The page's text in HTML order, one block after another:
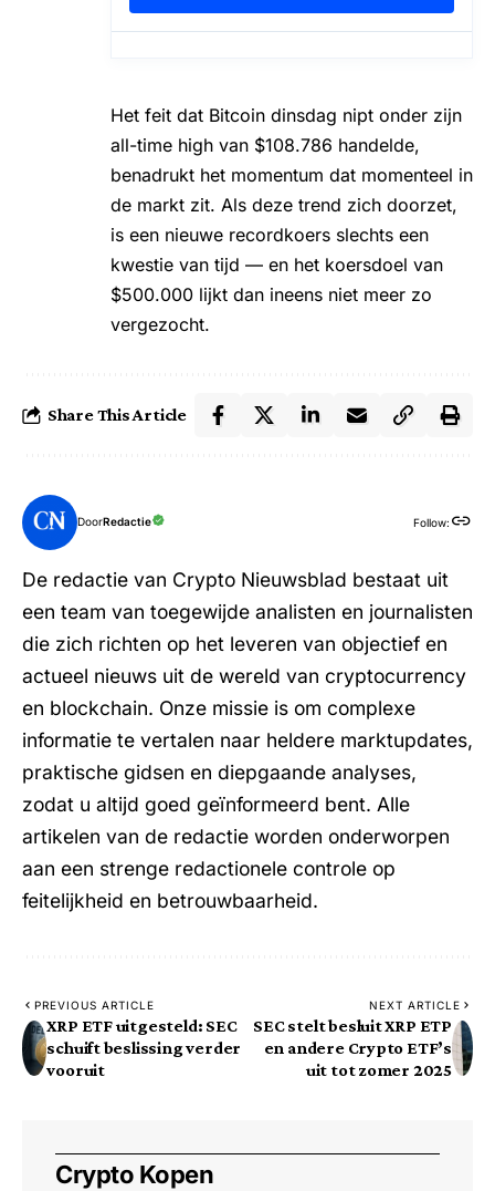
Het feit dat Bitcoin dinsdag nipt onder zijn
all-time high van $108.786 handelde,
benadrukt het momentum dat momenteel in
de markt zit. Als deze trend zich doorzet,
is een nieuwe recordkoers slechts een
kwestie van tijd — en het koersdoel van
$500.000 lijkt dan ineens niet meer zo
vergezocht.
Share This Article
DoorRedactie Follow:
De redactie van Crypto Nieuwsblad bestaat uit
een team van toegewijde analisten en journalisten
die zich richten op het leveren van objectief en
actueel nieuws uit de wereld van cryptocurrency
en blockchain. Onze missie is om complexe
informatie te vertalen naar heldere marktupdates,
praktische gidsen en diepgaande analyses,
zodat u altijd goed geïnformeerd bent. Alle
artikelen van de redactie worden onderworpen
aan een strenge redactionele controle op
feitelijkheid en betrouwbaarheid.
PREVIOUS ARTICLE
XRP ETF uitgesteld: SEC
schuift beslissing verder
vooruit
NEXT ARTICLE
SEC stelt besluit XRP ETP
en andere Crypto ETF’s
uit tot zomer 2025
Crypto Kopen